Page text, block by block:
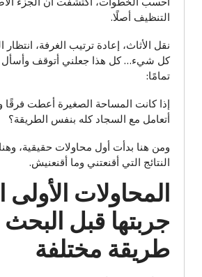
التنظيف أصلًا.
نقل الأثاث، إعادة ترتيب الغرفة،
كل شيء… كل هذا جعلني أتوقف وأسأل
تمامًا:
إذا كانت المساحة الصغيرة أعطت فرقًا
أتعامل مع السجاد كله بنفس الطريقة؟
ومن هنا بدأت أول محاولات حقيقية،
النتائج التي أقنعتني وما أقنعنيش.
المحاولات الأولى
جربتها قبل
طريقة مختلفة